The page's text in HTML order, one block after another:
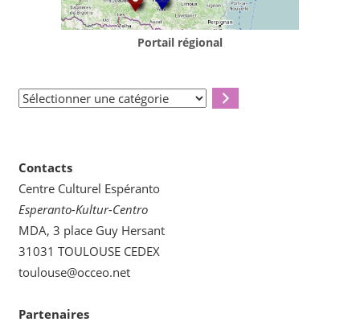
Portail régional
Sélectionner
Contacts
Centre Culturel Espéranto
Esperanto-Kultur-Centro
MDA, 3 place Guy Hersant
31031 TOULOUSE CEDEX
toulouse@occeo.net
Partenaires